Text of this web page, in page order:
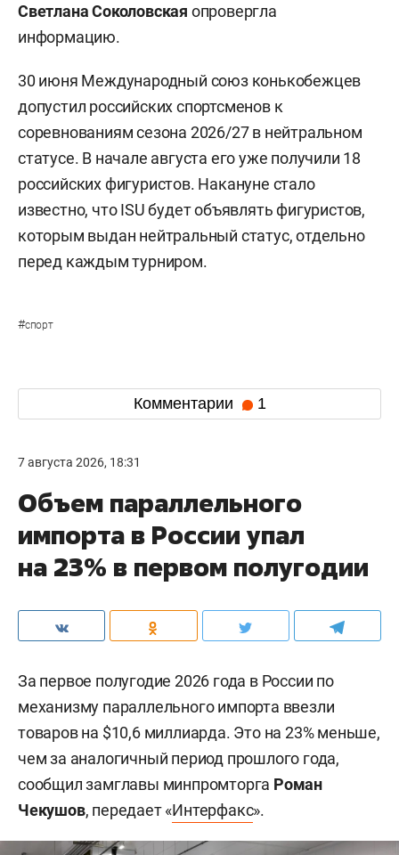
Светлана Соколовская опровергла
информацию.
30 июня Международный союз конькобежцев
допустил российских спортсменов к
соревнованиям сезона 2026/27 в нейтральном
статусе. В начале августа его уже получили 18
российских фигуристов. Накануне стало
известно, что ISU будет объявлять фигуристов,
которым выдан нейтральный статус, отдельно
перед каждым турниром.
#спорт
Комментарии 1
7 августа 2026, 18:31
Объем параллельного
импорта в России упал
на 23% в первом полугодии
За первое полугодие 2026 года в России по
механизму параллельного импорта ввезли
товаров на $10,6 миллиарда. Это на 23% меньше,
чем за аналогичный период прошлого года,
сообщил замглавы минпромторга Роман
Чекушов, передает «Интерфакс».